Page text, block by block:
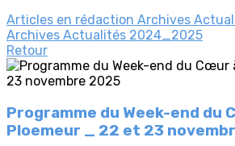
Articles en rédaction Archives
Archives Actualités 2024_2025
Retour
Programme du Week-end du
Ploemeur _ 22 et 23